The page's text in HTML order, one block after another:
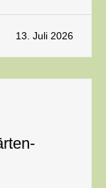
13. Juli 2026